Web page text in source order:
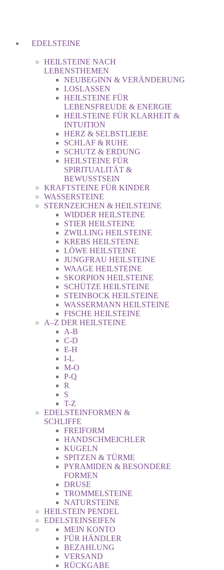
EDELSTEINE
HEILSTEINE NACH
LEBENSTHEMEN
NEUBEGINN & VERÄNDERUNG
LOSLASSEN
HEILSTEINE FÜR
LEBENSFREUDE & ENERGIE
HEILSTEINE FÜR KLARHEIT &
INTUITION
HERZ & SELBSTLIEBE
SCHLAF & RUHE
SCHUTZ & ERDUNG
HEILSTEINE FÜR
SPIRITUALITÄT &
BEWUSSTSEIN
KRAFTSTEINE FÜR KINDER
WASSERSTEINE
STERNZEICHEN & HEILSTEINE
WIDDER HEILSTEINE
STIER HEILSTEINE
ZWILLING HEILSTEINE
KREBS HEILSTEINE
LÖWE HEILSTEINE
JUNGFRAU HEILSTEINE
WAAGE HEILSTEINE
SKORPION HEILSTEINE
SCHÜTZE HEILSTEINE
STEINBOCK HEILSTEINE
WASSERMANN HEILSTEINE
FISCHE HEILSTEINE
A–Z DER HEILSTEINE
A-B
C-D
E-H
I-L
M-O
P-Q
R
S
T-Z
EDELSTEINFORMEN &
SCHLIFFE
FREIFORM
HANDSCHMEICHLER
KUGELN
SPITZEN & TÜRME
PYRAMIDEN & BESONDERE
FORMEN
DRUSE
TROMMELSTEINE
NATURSTEINE
HEILSTEIN PENDEL
EDELSTEINSEIFEN
MEIN KONTO
FÜR HÄNDLER
BEZAHLUNG
VERSAND
RÜCKGABE